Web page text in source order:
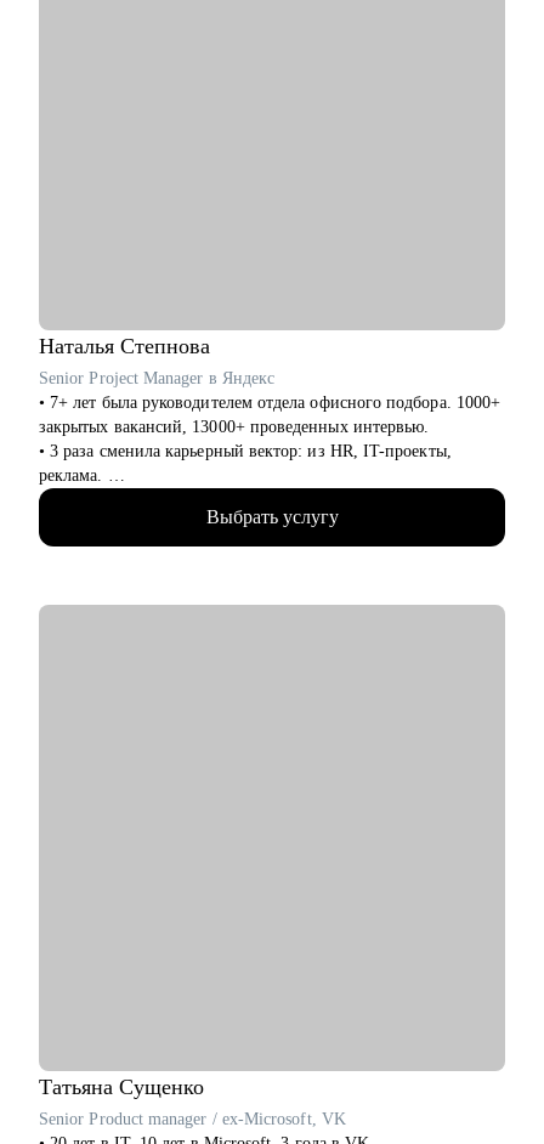
Наталья Степнова
Senior Project Manager в Яндекс
• 7+ лет была руководителем отдела офисного подбора. 1000+
закрытых вакансий, 13000+ проведенных интервью.
• 3 раза сменила карьерный вектор: из HR, IT-проекты,
реклама.
• 4 года в Яндексе, сменила направление и повысила грейд.
• Управляла крупными проектами для Яндекс Еды.
• Сейчас делаю проекты для Рекламной сети Яндекса (60 000+
Выбрать услугу
Татьяна Сущенко
Senior Product manager / ex-Microsoft, VK